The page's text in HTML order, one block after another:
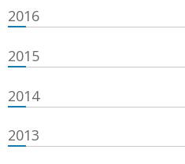
2016
2015
2014
2013